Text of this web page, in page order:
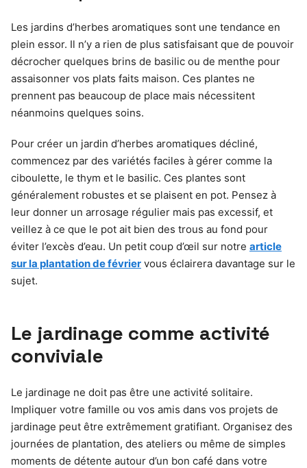
Les jardins d’herbes aromatiques sont une tendance en
plein essor. Il n’y a rien de plus satisfaisant que de pouvoir
décrocher quelques brins de basilic ou de menthe pour
assaisonner vos plats faits maison. Ces plantes ne
prennent pas beaucoup de place mais nécessitent
néanmoins quelques soins.
Pour créer un jardin d’herbes aromatiques décliné,
commencez par des variétés faciles à gérer comme la
ciboulette, le thym et le basilic. Ces plantes sont
généralement robustes et se plaisent en pot. Pensez à
leur donner un arrosage régulier mais pas excessif, et
veillez à ce que le pot ait bien des trous au fond pour
éviter l’excès d’eau. Un petit coup d’œil sur notre article
sur la plantation de février vous éclairera davantage sur le
sujet.
Le jardinage comme activité
conviviale
Le jardinage ne doit pas être une activité solitaire.
Impliquer votre famille ou vos amis dans vos projets de
jardinage peut être extrêmement gratifiant. Organisez des
journées de plantation, des ateliers ou même de simples
moments de détente autour d’un bon café dans votre